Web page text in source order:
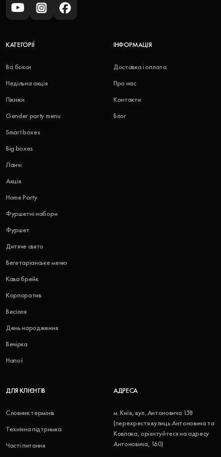
КАТЕГОРІЇ
Всі бокси
Недільна акція
Пікніки
Gender party menu
Smart boxes
Big boxes
Ланчі
Акція
Home Party
Фуршетні набори
Фуршет
Дитяче свято
Вегетаріанське меню
Кава брейк
Корпоратив
Весілля
День народження
Вечірка
Напої
ІНФОРМАЦІЯ
Доставка і оплата
Про нас
Контакти
Блог
ДЛЯ КЛІЄНТІВ
Словник термінів
Технічна підтримка
Часті питання
АДРЕСА
м. Київ, вул. Антоновича 158
(перехрестя вулиць Антоновича та
Ковпака, орієнтуйтеся на адресу
Антоновича, 160)